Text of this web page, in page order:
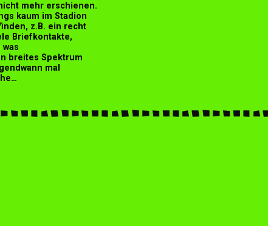
mehr erschienen.
kaum im Stadion
z.B. ein recht
Briefkontakte,
breites Spektrum
mal